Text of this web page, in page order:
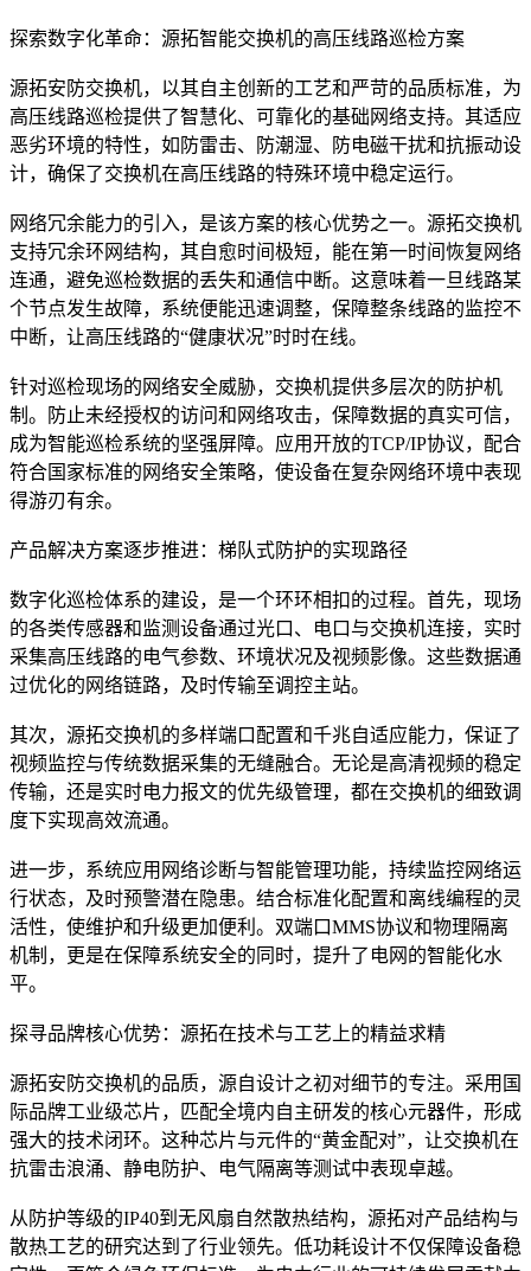
探索数字化革命：源拓智能交换机的高压线路巡检方案
源拓安防交换机，以其自主创新的工艺和严苛的品质标准，为
高压线路巡检提供了智慧化、可靠化的基础网络支持。其适应
恶劣环境的特性，如防雷击、防潮湿、防电磁干扰和抗振动设
计，确保了交换机在高压线路的特殊环境中稳定运行。
网络冗余能力的引入，是该方案的核心优势之一。源拓交换机
支持冗余环网结构，其自愈时间极短，能在第一时间恢复网络
连通，避免巡检数据的丢失和通信中断。这意味着一旦线路某
个节点发生故障，系统便能迅速调整，保障整条线路的监控不
中断，让高压线路的“健康状况”时时在线。
针对巡检现场的网络安全威胁，交换机提供多层次的防护机
制。防止未经授权的访问和网络攻击，保障数据的真实可信，
成为智能巡检系统的坚强屏障。应用开放的TCP/IP协议，配合
符合国家标准的网络安全策略，使设备在复杂网络环境中表现
得游刃有余。
产品解决方案逐步推进：梯队式防护的实现路径
数字化巡检体系的建设，是一个环环相扣的过程。首先，现场
的各类传感器和监测设备通过光口、电口与交换机连接，实时
采集高压线路的电气参数、环境状况及视频影像。这些数据通
过优化的网络链路，及时传输至调控主站。
其次，源拓交换机的多样端口配置和千兆自适应能力，保证了
视频监控与传统数据采集的无缝融合。无论是高清视频的稳定
传输，还是实时电力报文的优先级管理，都在交换机的细致调
度下实现高效流通。
进一步，系统应用网络诊断与智能管理功能，持续监控网络运
行状态，及时预警潜在隐患。结合标准化配置和离线编程的灵
活性，使维护和升级更加便利。双端口MMS协议和物理隔离
机制，更是在保障系统安全的同时，提升了电网的智能化水
平。
探寻品牌核心优势：源拓在技术与工艺上的精益求精
源拓安防交换机的品质，源自设计之初对细节的专注。采用国
际品牌工业级芯片，匹配全境内自主研发的核心元器件，形成
强大的技术闭环。这种芯片与元件的“黄金配对”，让交换机在
抗雷击浪涌、静电防护、电气隔离等测试中表现卓越。
从防护等级的IP40到无风扇自然散热结构，源拓对产品结构与
散热工艺的研究达到了行业领先。低功耗设计不仅保障设备稳